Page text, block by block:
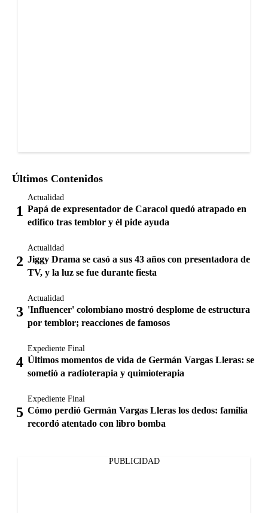
Últimos Contenidos
Actualidad
Papá de expresentador de Caracol quedó atrapado en
edifico tras temblor y él pide ayuda
Actualidad
Jiggy Drama se casó a sus 43 años con presentadora de
TV, y la luz se fue durante fiesta
Actualidad
'Influencer' colombiano mostró desplome de estructura
por temblor; reacciones de famosos
Expediente Final
Últimos momentos de vida de Germán Vargas Lleras: se
sometió a radioterapia y quimioterapia
Expediente Final
Cómo perdió Germán Vargas Lleras los dedos: familia
recordó atentado con libro bomba
PUBLICIDAD